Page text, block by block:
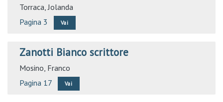
Torraca, Jolanda
Pagina 3
Vai
Zanotti Bianco scrittore
Mosino, Franco
Pagina 17
Vai